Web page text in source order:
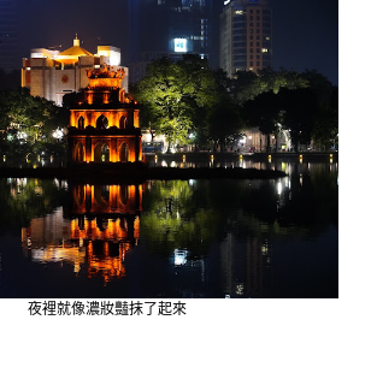
夜裡就像濃妝豔抹了起來